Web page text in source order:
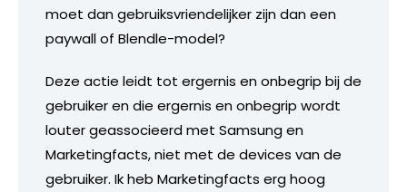
moet dan gebruiksvriendelijker zijn dan een
paywall of Blendle-model?
Deze actie leidt tot ergernis en onbegrip bij de
gebruiker en die ergernis en onbegrip wordt
louter geassocieerd met Samsung en
Marketingfacts, niet met de devices van de
gebruiker. Ik heb Marketingfacts erg hoog